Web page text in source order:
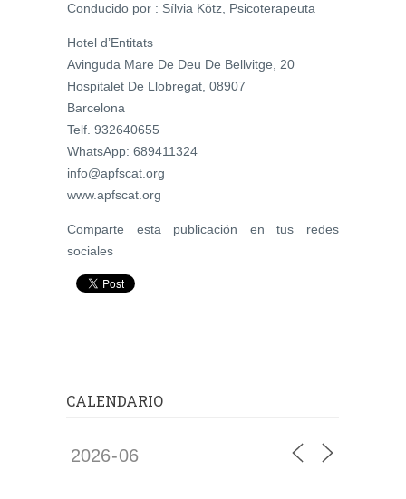
Conducido por : Sílvia Kötz, Psicoterapeuta
Hotel d’Entitats
Avinguda Mare De Deu De Bellvitge, 20
Hospitalet De Llobregat, 08907
Barcelona
Telf. 932640655
WhatsApp: 689411324
info@apfscat.org
www.apfscat.org
Comparte esta publicación en tus redes
sociales
CALENDARIO